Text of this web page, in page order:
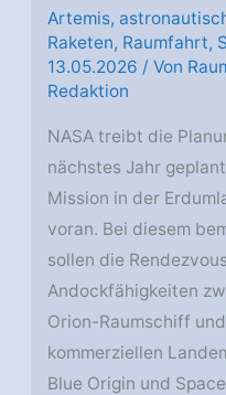
Artemis,
Raketen, Raumfahrt,
13.05.2026 / Von
Redaktion
NASA treibt die
nächstes Jahr
Mission in der
voran. Bei diesem
sollen die
Andockfähigkeiten
Orion-Raumschiff
kommerziellen
Blue Origin und